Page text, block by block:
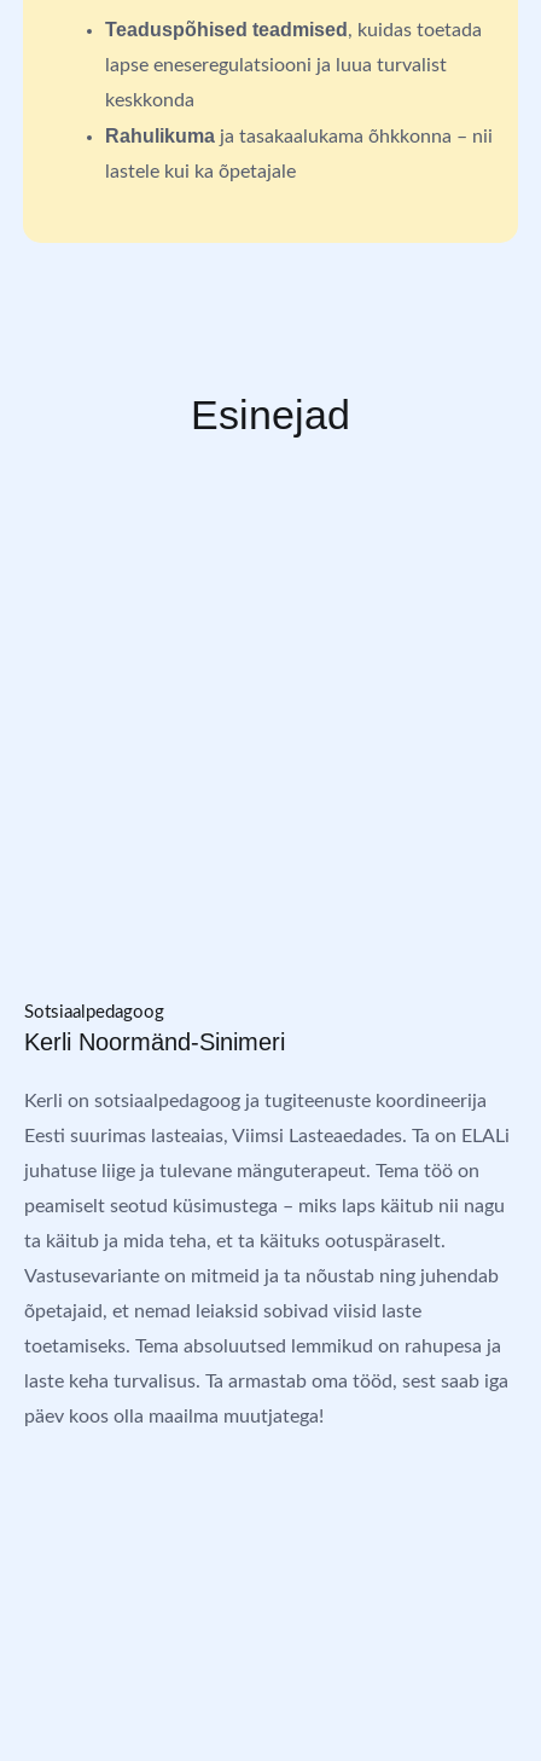
Teaduspõhised teadmised , kuidas toetada
lapse eneseregulatsiooni ja luua turvalist
keskkonda
Rahulikuma ja tasakaalukama õhkkonna – nii
lastele kui ka õpetajale
Esinejad
Sotsiaalpedagoog
Kerli Noormänd-Sinimeri
Kerli on sotsiaalpedagoog ja tugiteenuste koordineerija
Eesti suurimas lasteaias, Viimsi Lasteaedades. Ta on ELALi
juhatuse liige ja tulevane mänguterapeut. Tema töö on
peamiselt seotud küsimustega – miks laps käitub nii nagu
ta käitub ja mida teha, et ta käituks ootuspäraselt.
Vastusevariante on mitmeid ja ta nõustab ning juhendab
õpetajaid, et nemad leiaksid sobivad viisid laste
toetamiseks. Tema absoluutsed lemmikud on rahupesa ja
laste keha turvalisus. Ta armastab oma tööd, sest saab iga
päev koos olla maailma muutjatega!